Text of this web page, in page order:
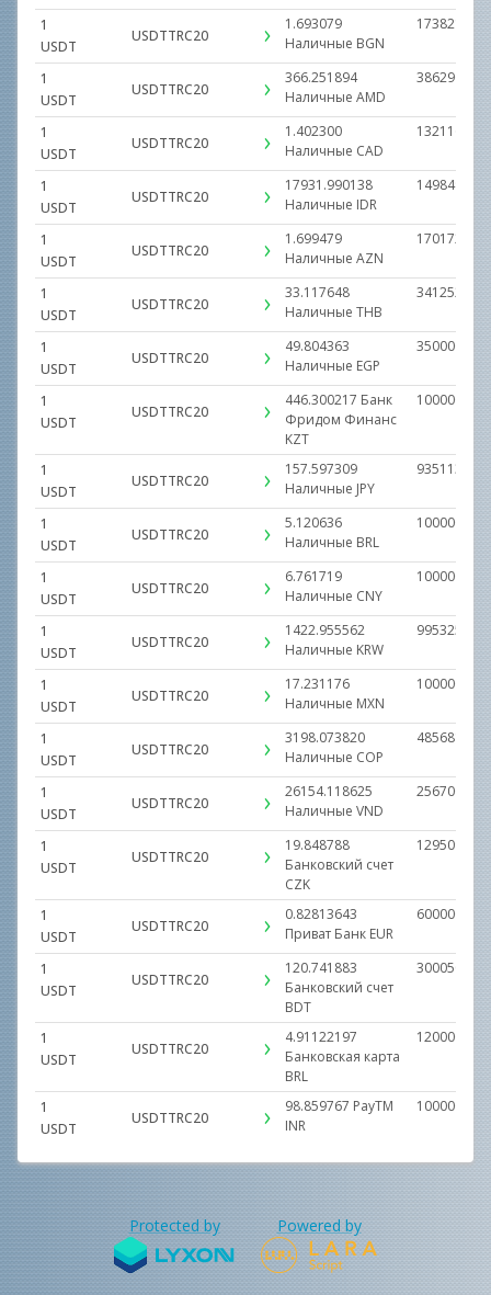
1
USDT
USDTTRC20
1.693079
Наличные BGN
1
USDT
USDTTRC20
366.251894
Наличные AMD
1
USDT
USDTTRC20
1.402300
Наличные CAD
1
USDT
USDTTRC20
17931.990138
Наличные IDR
1
USDT
USDTTRC20
1.699479
Наличные AZN
1
USDT
USDTTRC20
33.117648
Наличные THB
1
USDT
USDTTRC20
49.804363
Наличные EGP
1
USDT
USDTTRC20
446.300217 Банк
Фридом Финанс
KZT
1
USDT
USDTTRC20
157.597309
Наличные JPY
1
USDT
USDTTRC20
5.120636
Наличные BRL
1
USDT
USDTTRC20
6.761719
Наличные CNY
1
USDT
USDTTRC20
1422.955562
Наличные KRW
1
USDT
USDTTRC20
17.231176
Наличные MXN
1
USDT
USDTTRC20
3198.073820
Наличные COP
1
USDT
USDTTRC20
26154.118625
Наличные VND
1
USDT
USDTTRC20
19.848788
Банковский счет
CZK
1
USDT
USDTTRC20
0.82813643
Приват Банк EUR
1
USDT
USDTTRC20
120.741883
Банковский счет
BDT
1
USDT
USDTTRC20
4.91122197
Банковская карта
BRL
1
USDT
USDTTRC20
98.859767 PayTM
INR
Protected by Powered by